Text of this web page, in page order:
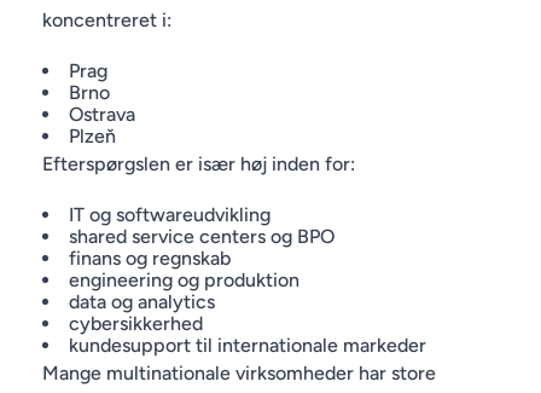
koncentreret i:
Prag
Brno
Ostrava
Plzeň
Efterspørgslen er især høj inden for:
IT og softwareudvikling
shared service centers og BPO
finans og regnskab
engineering og produktion
data og analytics
cybersikkerhed
kundesupport til internationale markeder
Mange multinationale virksomheder har store